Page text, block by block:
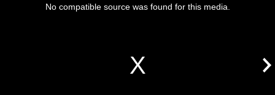
No compatible source was found for this media.